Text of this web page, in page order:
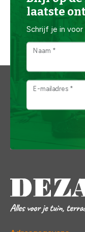
laatste
Schrijf je in
Naam *
E-mailadres *